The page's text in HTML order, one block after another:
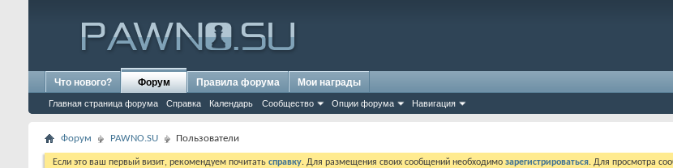
Что нового? Форум
Главная страница форума Справка Календарь Сообщество Опции форума Навигация
Правила форума Мои награды
Форум PAWNO.SU Пользователи
Если это ваш первый визит, рекомендуем почитать справку. Для размещения своих сообщений необходимо зарегистрироваться. Для просмотра